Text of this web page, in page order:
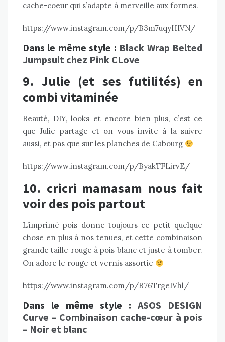
cache-coeur qui s’adapte à merveille aux formes.
https://www.instagram.com/p/B3m7uqyHIVN/
Dans le même style : Black Wrap Belted
Jumpsuit chez Pink CLove
9. Julie (et ses futilités) en
combi vitaminée
Beauté, DIY, looks et encore bien plus, c’est ce
queJulie partage et on vous invite à la suivre
aussi, et pas que sur les planches de Cabourg
https://www.instagram.com/p/ByakTFLirvE/
10. cricri mamasam nous fait
voir des pois partout
L’imprimé pois donne toujours ce petit quelque
chose en plus à nos tenues, et cette combinaison
grande taille rouge à pois blanc et juste à tomber.
On adore le rouge et vernis assortie
https://www.instagram.com/p/B76TrgeIVhl/
Dans le même style :ASOS DESIGN
Curve – Combinaison cache-cœur à pois
– Noir et blanc